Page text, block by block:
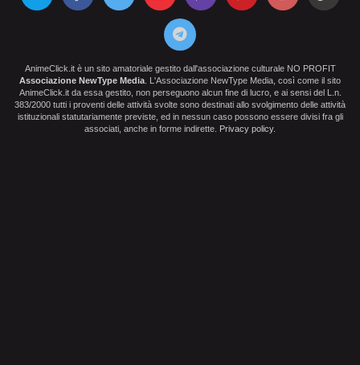
AnimeClick.it è un sito amatoriale gestito dall'associazione culturale NO PROFIT
Associazione NewType Media . L'Associazione NewType Media, così come il sito
AnimeClick.it da essa gestito, non perseguono alcun fine di lucro, e ai sensi del L.n.
383/2000 tutti i proventi delle attività svolte sono destinati allo svolgimento delle attività
istituzionali statutariamente previste, ed in nessun caso possono essere divisi fra gli
associati, anche in forme indirette. Privacy policy.